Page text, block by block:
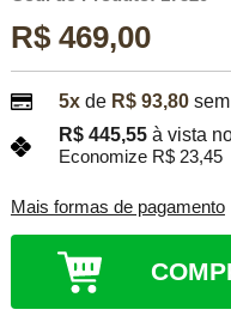
R$ 469,00
5xde R$ 93,80
R$ 445,55 à vista
Economize R$ 23,45
Mais formas de pagamento